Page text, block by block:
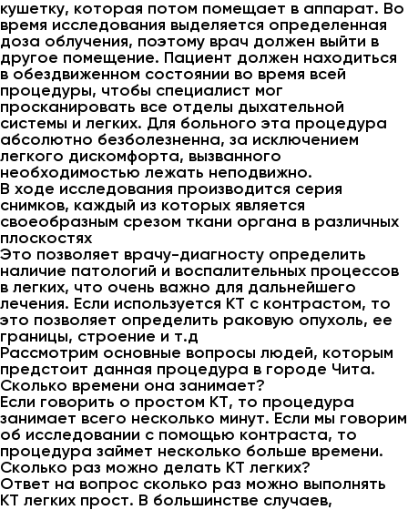
кушетку, которая потом помещает в аппарат. Во
время исследования выделяется определенная
доза облучения, поэтому врач должен выйти в
другое помещение. Пациент должен находиться
в обездвиженном состоянии во время всей
процедуры, чтобы специалист мог
просканировать все отделы дыхательной
системы и легких. Для больного эта процедура
абсолютно безболезненна, за исключением
легкого дискомфорта, вызванного
необходимостью лежать неподвижно.
В ходе исследования производится серия
снимков, каждый из которых является
своеобразным срезом ткани органа в различных
плоскостях
Это позволяет врачу-диагносту определить
наличие патологий и воспалительных процессов
в легких, что очень важно для дальнейшего
лечения. Если используется КТ с контрастом, то
это позволяет определить раковую опухоль, ее
границы, строение и т.д
Рассмотрим основные вопросы людей, которым
предстоит данная процедура в городе Чита.
Сколько времени она занимает?
Если говорить о простом КТ, то процедура
занимает всего несколько минут. Если мы говорим
об исследовании с помощью контраста, то
процедура займет несколько больше времени.
Сколько раз можно делать КТ легких?
Ответ на вопрос сколько раз можно выполнять
КТ легких прост. В большинстве случаев,